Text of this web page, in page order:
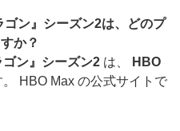
ン』シーズン2は、どのプ
か？
ゴン』シーズン2 は、
HBO
HBO Max の公式サイトで